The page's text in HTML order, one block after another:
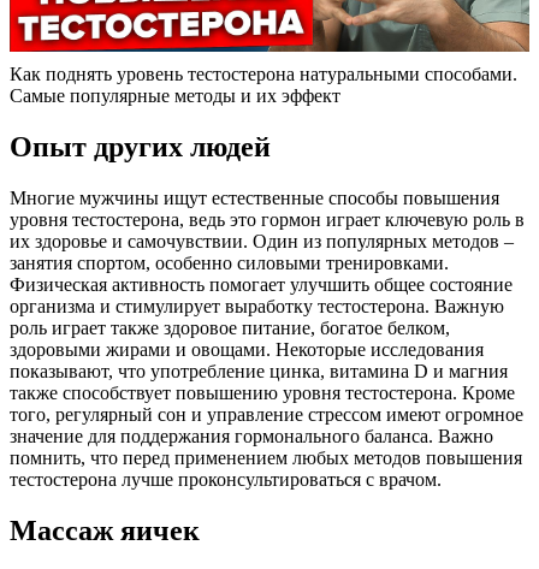
Как поднять уровень тестостерона натуральными способами.
Самые популярные методы и их эффект
Опыт других людей
Многие мужчины ищут естественные способы повышения
уровня тестостерона, ведь это гормон играет ключевую роль в
их здоровье и самочувствии. Один из популярных методов –
занятия спортом, особенно силовыми тренировками.
Физическая активность помогает улучшить общее состояние
организма и стимулирует выработку тестостерона. Важную
роль играет также здоровое питание, богатое белком,
здоровыми жирами и овощами. Некоторые исследования
показывают, что употребление цинка, витамина D и магния
также способствует повышению уровня тестостерона. Кроме
того, регулярный сон и управление стрессом имеют огромное
значение для поддержания гормонального баланса. Важно
помнить, что перед применением любых методов повышения
тестостерона лучше проконсультироваться с врачом.
Массаж яичек